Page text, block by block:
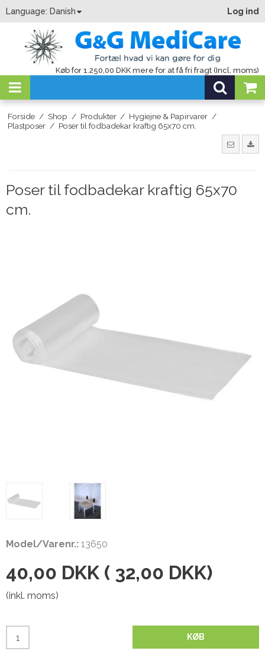
Language: Danish Log ind
Køb for 1.250,00 DKK mere for at få fri fragt (Incl. moms)
Forside / Shop / Produkter / Hygiejne & Papirvarer /
Plastposer / Poser til fodbadekar kraftig 65x70 cm.
Poser til fodbadekar kraftig 65x70
cm.
Model/Varenr.: 13650
40,00 DKK ( 32,00 DKK)
(inkl. moms)
KØB